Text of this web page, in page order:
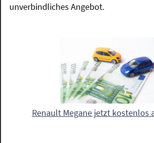
unverbindliches Angebot.
Renault Megane jetzt kostenlos